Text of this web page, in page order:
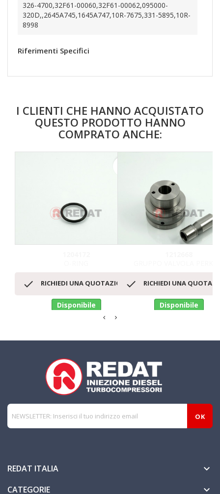
326-4700,32F61-00060,32F61-00062,095000-
320D,,2645A745,1645A747,10R-7675,331-5895,10R-
8998
Riferimenti Specifici
I CLIENTI CHE HANNO ACQUISTATO
QUESTO PRODOTTO HANNO
COMPRATO ANCHE:
 RICHIEDI UNA QUOTAZIONE
Disponibile
 RICHIEDI UNA
Disponibile
REDAT ITALIA 
CATEGORIE 